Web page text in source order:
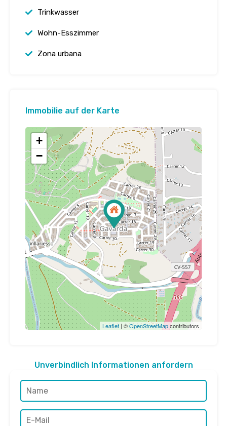
Trinkwasser
Wohn-Esszimmer
Zona urbana
Immobilie auf der Karte
+
−
Leaflet | ©OpenStreetMapcontributors
Unverbindlich Informationen anfordern